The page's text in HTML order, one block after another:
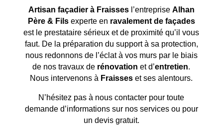
Artisan façadier à Fraisses l’entreprise Alhan
Père & Filsexperte en ravalement de façades
est le prestataire sérieux et de proximité qu’il vous
faut. De la préparation du support à sa protection,
nous redonnons de l’éclat à vos murs par le biais
de nos travaux de rénovation et d’entretien.
Nous intervenons à Fraisses et ses alentours.
N’hésitez pas à nous contacter pour toute
demande d’informations sur nos services ou pour
un devis gratuit.